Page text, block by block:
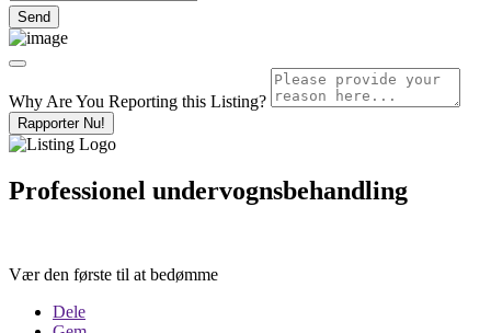
Why Are You Reporting this Listing?
Rapporter Nu!
Professionel undervognsbehandling
Vær den første til at bedømme
Dele